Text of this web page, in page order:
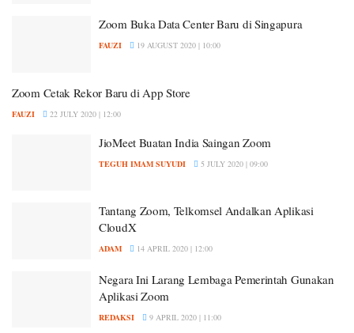
Zoom Buka Data Center Baru di Singapura
FAUZI 19 AUGUST 2020 | 10:00
Zoom Cetak Rekor Baru di App Store
FAUZI 22 JULY 2020 | 12:00
JioMeet Buatan India Saingan Zoom
TEGUH IMAM SUYUDI 5 JULY 2020 | 09:00
Tantang Zoom, Telkomsel Andalkan Aplikasi
CloudX
ADAM 14 APRIL 2020 | 12:00
Negara Ini Larang Lembaga Pemerintah Gunakan
Aplikasi Zoom
REDAKSI 9 APRIL 2020 | 11:00